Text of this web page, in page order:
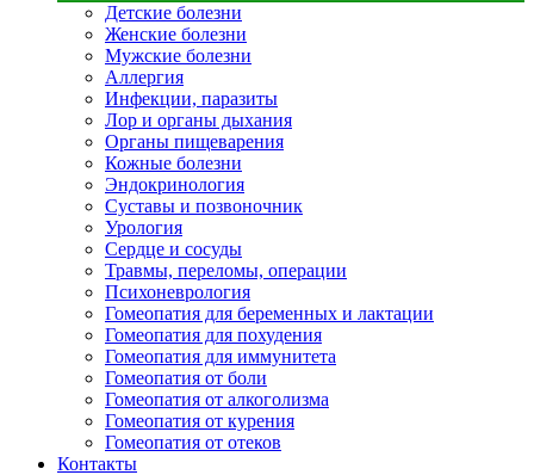
Детские болезни
Женские болезни
Мужские болезни
Аллергия
Инфекции, паразиты
Лор и органы дыхания
Органы пищеварения
Кожные болезни
Эндокринология
Суставы и позвоночник
Урология
Сердце и сосуды
Травмы, переломы, операции
Психоневрология
Гомеопатия для беременных и лактации
Гомеопатия для похудения
Гомеопатия для иммунитета
Гомеопатия от боли
Гомеопатия от алкоголизма
Гомеопатия от курения
Гомеопатия от отеков
Контакты